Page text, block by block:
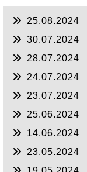
25.08.2024
30.07.2024
28.07.2024
24.07.2024
23.07.2024
25.06.2024
14.06.2024
23.05.2024